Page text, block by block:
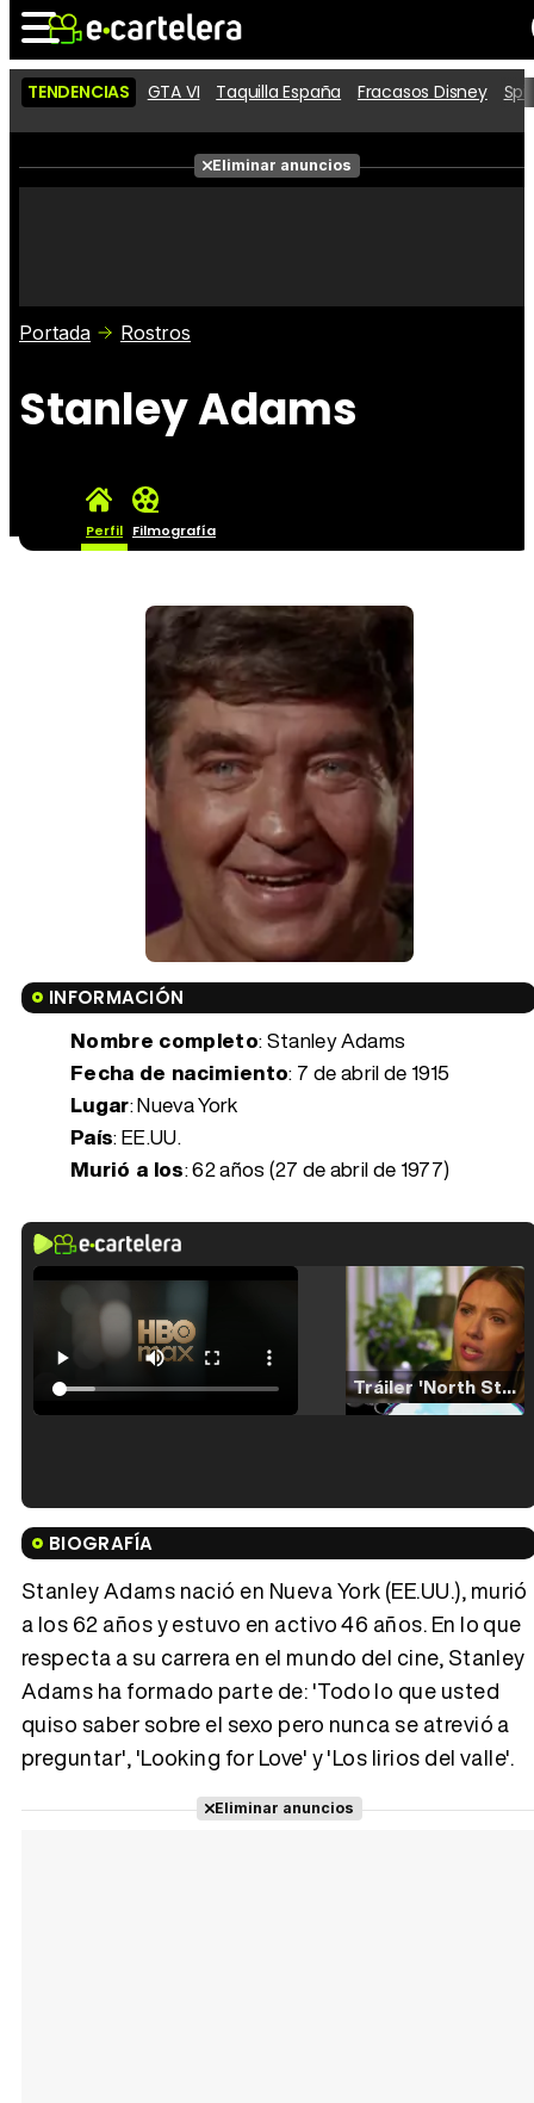
Noticias Cartelera
Películas
Críticas
TENDENCIAS GTA VI Taquilla España Fracasos Disney
Eliminar anuncios
Portada Rostros
Stanley Adams
Perfil Filmografía
INFORMACIÓN
Nombre completo: Stanley Adams
Fecha de nacimiento: 7 de abril de 1915
Lugar: Nueva York
País: EE.UU.
Murió a los:62 años (27 de abril de 1977)
Tráiler 'North Star' (2023)
Tráiler en español de 'La isla olvidada'
Tráiler 'Vida perra' (2026)
BIOGRAFÍA
Stanley Adams nació en Nueva York (EE.UU.), murió
a los 62 años y estuvo en activo 46 años. En lo que
respecta a su carrera en el mundo del cine, Stanley
Adams ha formado parte de: 'Todo lo que usted
quiso saber sobre el sexo pero nunca se atrevió a
preguntar', 'Looking for Love' y 'Los lirios del valle'.
Eliminar anuncios